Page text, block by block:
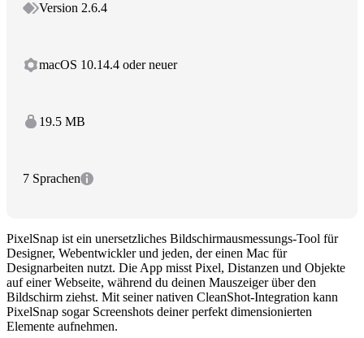
Version 2.6.4
macOS 10.14.4 oder neuer
19.5 MB
7 Sprachen
PixelSnap ist ein unersetzliches Bildschirmausmessungs-Tool für
Designer, Webentwickler und jeden, der einen Mac für
Designarbeiten nutzt. Die App misst Pixel, Distanzen und Objekte
auf einer Webseite, während du deinen Mauszeiger über den
Bildschirm ziehst. Mit seiner nativen CleanShot-Integration kann
PixelSnap sogar Screenshots deiner perfekt dimensionierten
Elemente aufnehmen.